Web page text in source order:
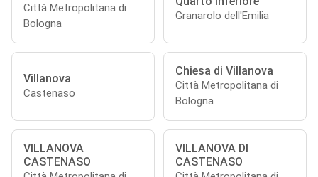
Città Metropolitana di
Bologna
Granarolo dell'Emilia
Villanova
Castenaso
Chiesa di Villanova
Città Metropolitana di
Bologna
VILLANOVA
CASTENASO
VILLANOVA DI
CASTENASO